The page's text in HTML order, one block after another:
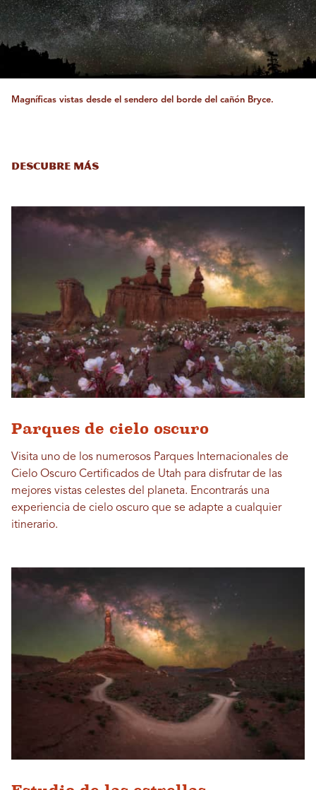
Magníficas vistas desde el sendero del borde del cañón Bryce.
Descubre más
Parques de cielo oscuro
Visita uno de los numerosos Parques Internacionales de
Cielo Oscuro Certificados de Utah para disfrutar de las
mejores vistas celestes del planeta. Encontrarás una
experiencia de cielo oscuro que se adapte a cualquier
itinerario.